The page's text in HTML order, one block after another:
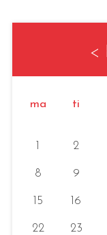
<
ma ti
2
8 9
15 16
22 23